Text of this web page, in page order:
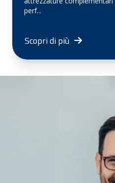
perf...
Scopri di più